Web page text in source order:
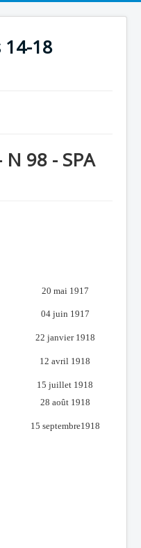
14-18
N 98 - SPA
20 mai 1917
04 juin 1917
22 janvier 1918
12 avril 1918
15 juillet 1918
28 août 1918
15 septembre1918